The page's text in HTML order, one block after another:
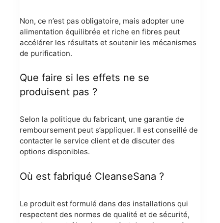
Non, ce n’est pas obligatoire, mais adopter une
alimentation équilibrée et riche en fibres peut
accélérer les résultats et soutenir les mécanismes
de purification.
Que faire si les effets ne se
produisent pas ?
Selon la politique du fabricant, une garantie de
remboursement peut s’appliquer. Il est conseillé de
contacter le service client et de discuter des
options disponibles.
Où est fabriqué CleanseSana ?
Le produit est formulé dans des installations qui
respectent des normes de qualité et de sécurité,